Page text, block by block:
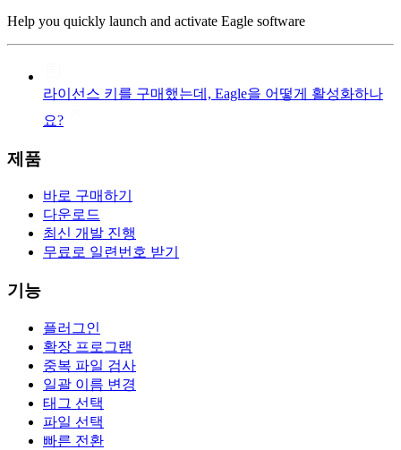
Help you quickly launch and activate Eagle software
라이선스 키를 구매했는데, Eagle을 어떻게 활성화하나
요?
제품
바로 구매하기
다운로드
최신 개발 진행
무료로 일련번호 받기
기능
플러그인
확장 프로그램
중복 파일 검사
일괄 이름 변경
태그 선택
파일 선택
빠른 전환